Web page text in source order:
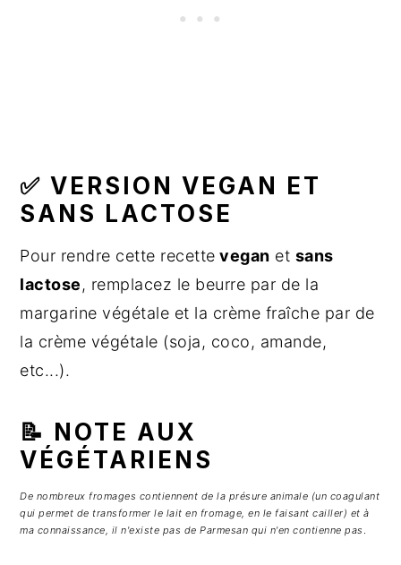
✅ VERSION VEGAN ET
SANS LACTOSE
Pour rendre cette recette vegan et sans
lactose, remplacez le beurre par de la
margarine végétale et la crème fraîche par de
la crème végétale (soja, coco, amande,
etc...).
📝 NOTE AUX
VÉGÉTARIENS
De nombreux fromages contiennent de la présure animale (un coagulant
qui permet de transformer le lait en fromage, en le faisant cailler) et à
ma connaissance, il n'existe pas de Parmesan qui n'en contienne pas .